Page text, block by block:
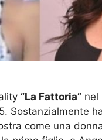
“La Fattoria” nel
Sostanzialmente
come una